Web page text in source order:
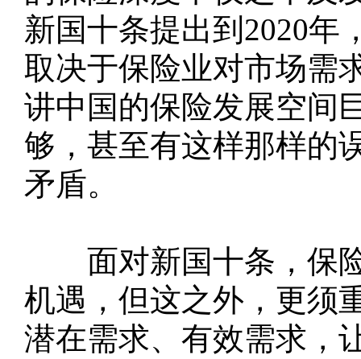
新国十条提出到2020年
取决于保险业对市场需
讲中国的保险发展空间
够，甚至有这样那样的
矛盾。
面对新国十条，保险
机遇，但这之外，更须
潜在需求、有效需求，